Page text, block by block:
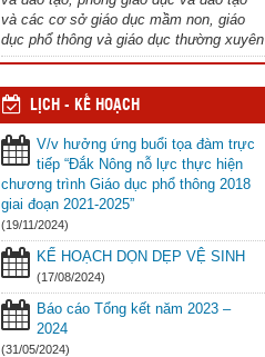
và các cơ sở giáo dục mầm non, giáo
dục phổ thông và giáo dục thường xuyên
LỊCH - KẾ HOẠCH
V/v hưởng ứng buổi tọa đàm trực
tiếp “Đắk Nông nỗ lực thực hiện
chương trình Giáo dục phổ thông 2018
giai đoạn 2021-2025”
(19/11/2024)
KẾ HOẠCH DỌN DẸP VỆ SINH
(17/08/2024)
Báo cáo Tổng kết năm 2023 –
2024
(31/05/2024)